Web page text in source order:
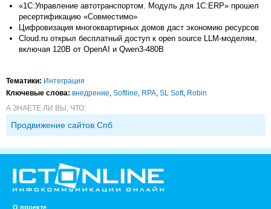
«1С:Управление автотранспортом. Модуль для 1С:ERP» прошел
ресертификацию «Совместимо»
Цифровизация многоквартирных домов даст экономию ресурсов
Cloud.ru открыл бесплатный доступ к open source LLM-моделям,
включая 120B от OpenAI и Qwen3-480B
Тематики: Интеграция
Ключевые слова: внедрение, Softline, RPA, SL Soft, Robin
А ЗНАЕТЕ ЛИ ВЫ, ЧТО:
Продвижение сайтов Спб
О проекте